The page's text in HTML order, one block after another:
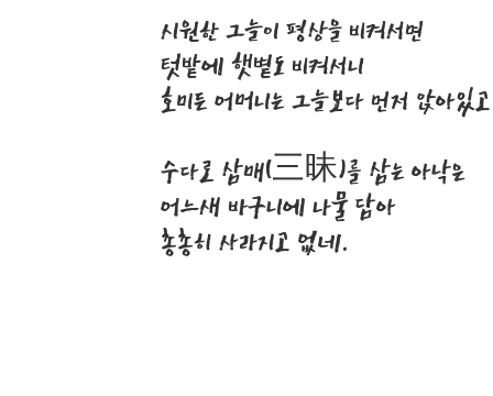
시원한 그늘이 평상을 비켜서면
텃밭에 햇볕도 비켜서니
호미든 어머니는 그늘보다 먼저 앉아있고
수다로 삼매(三昧)를 삼는 아낙은
어느새 바구니에 나물 담아
총총히 사라지고 없네.